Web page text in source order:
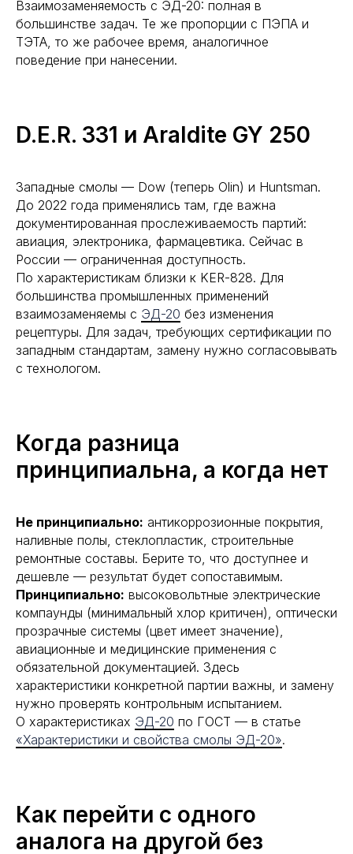
Взаимозаменяемость с ЭД-20: полная в
большинстве задач. Те же пропорции с ПЭПА и
ТЭТА, то же рабочее время, аналогичное
поведение при нанесении.
D.E.R. 331 и Araldite GY 250
Западные смолы — Dow (теперь Olin) и Huntsman.
До 2022 года применялись там, где важна
документированная прослеживаемость партий:
авиация, электроника, фармацевтика. Сейчас в
России — ограниченная доступность.
По характеристикам близки к KER-828. Для
большинства промышленных применений
взаимозаменяемы с ЭД-20 без изменения
рецептуры. Для задач, требующих сертификации по
западным стандартам, замену нужно согласовывать
с технологом.
Когда разница
принципиальна, а когда нет
Не принципиально: антикоррозионные покрытия,
наливные полы, стеклопластик, строительные
ремонтные составы. Берите то, что доступнее и
дешевле — результат будет сопоставимым.
Принципиально: высоковольтные электрические
компаунды (минимальный хлор критичен), оптически
прозрачные системы (цвет имеет значение),
авиационные и медицинские применения с
обязательной документацией. Здесь
характеристики конкретной партии важны, и замену
нужно проверять контрольным испытанием.
О характеристиках ЭД-20 по ГОСТ — в статье
«Характеристики и свойства смолы ЭД-20».
Как перейти с одного
аналога на другой без